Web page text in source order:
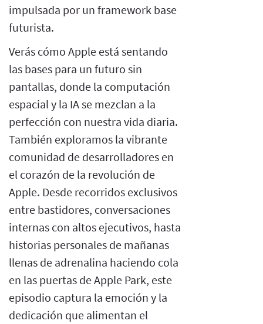
impulsada por un framework base
futurista.
Verás cómo Apple está sentando
las bases para un futuro sin
pantallas, donde la computación
espacial y la IA se mezclan a la
perfección con nuestra vida diaria.
También exploramos la vibrante
comunidad de desarrolladores en
el corazón de la revolución de
Apple. Desde recorridos exclusivos
entre bastidores, conversaciones
internas con altos ejecutivos, hasta
historias personales de mañanas
llenas de adrenalina haciendo cola
en las puertas de Apple Park, este
episodio captura la emoción y la
dedicación que alimentan el